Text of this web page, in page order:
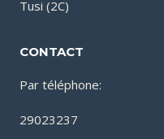
Tusi (2C)
CONTACT
Par téléphone:
29023237